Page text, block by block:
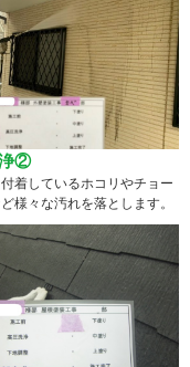
②
付着しているホコリやチョー
様々な汚れを落とします。